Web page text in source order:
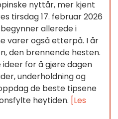
nyttår, mer kjent
tirsdag 17. februar 2026
allerede i
varer også etterpå. I år
den brennende hesten.
for å gjøre dagen
underholdning og
de beste tipsene
høytiden. [Les